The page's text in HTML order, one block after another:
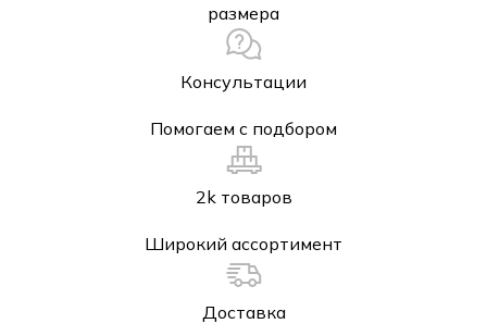
размера
Консультации
Помогаем с подбором
2k товаров
Широкий ассортимент
Доставка